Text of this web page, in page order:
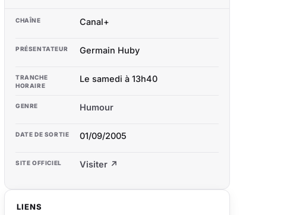
CHAÎNE Canal+
PRÉSENTATEUR Germain Huby
TRANCHE
HORAIRE
Le samedi à 13h40
GENRE Humour
DATE DE SORTIE 01/09/2005
SITE OFFICIEL Visiter ↗
LIENS